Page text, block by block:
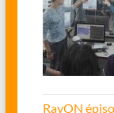
RayON